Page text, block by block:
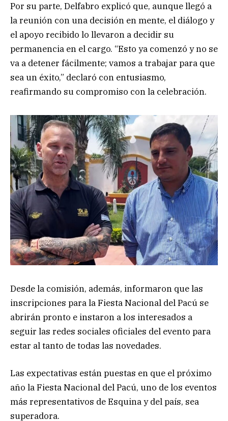
Por su parte, Delfabro explicó que, aunque llegó a
la reunión con una decisión en mente, el diálogo y
el apoyo recibido lo llevaron a decidir su
permanencia en el cargo. “Esto ya comenzó y no se
va a detener fácilmente; vamos a trabajar para que
sea un éxito,” declaró con entusiasmo,
reafirmando su compromiso con la celebración.
Desde la comisión, además, informaron que las
inscripciones para la Fiesta Nacional del Pacú se
abrirán pronto e instaron a los interesados a
seguir las redes sociales oficiales del evento para
estar al tanto de todas las novedades.
Las expectativas están puestas en que el próximo
año la Fiesta Nacional del Pacú, uno de los eventos
más representativos de Esquina y del país, sea
superadora.